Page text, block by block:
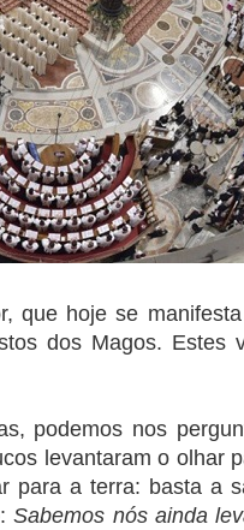
que hoje se
dos Magos. Estes
podemos nos
levantaram o olhar
para a terra: basta a
Sabemos nós ainda